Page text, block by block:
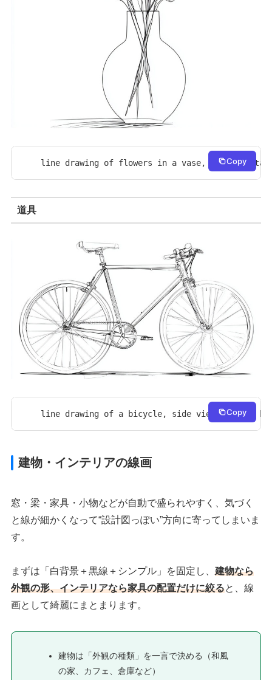
line drawing of flowers in a vase, simple
Copy
道具
line drawing of a bicycle, side view, simple
Copy
建物・インテリアの線画
窓・梁・家具・小物などが自動で盛られやすく、気づく
と線が細かくなって“設計図っぽい”方向に寄ってしまいま
す。
まずは「白背景＋黒線＋シンプル」を固定し、建物なら
外観の形、インテリアなら家具の配置だけに絞ると、線
画として綺麗にまとまります。
建物は「外観の種類」を一言で決める（和風
の家、カフェ、倉庫など）